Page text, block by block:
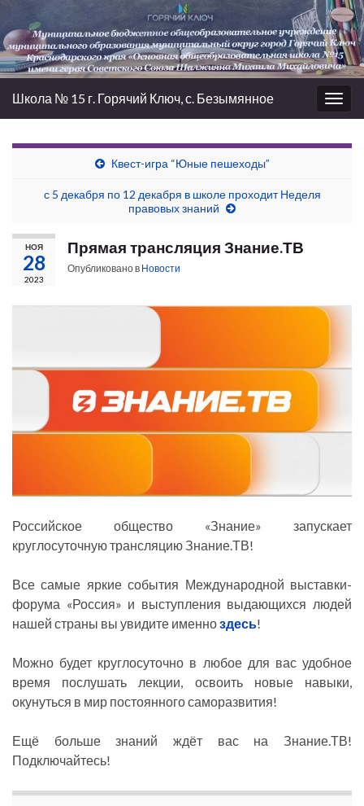
Вкл/
выкл
Школа № 15 г. Горячий Ключ, с. Безымянное
Квест-игра “Юные пешеходы”
с 5 декабря по 12 декабря в школе проходит Неделя
правовых знаний
НОЯ
28
2023
Прямая трансляция Знание.ТВ
Опубликовано в Новости
Российское общество «Знание» запускает
круглосуточную трансляцию Знание.ТВ!
Все самые яркие события Международной выставки-
форума «Россия» и выступления выдающихся людей
нашей страны вы увидите именноздесь!
Можно будет круглосуточно в любое для вас удобное
время послушать лекции, освоить новые навыки,
окунуться в мир постоянного саморазвития!
Ещё больше знаний ждёт вас на Знание.ТВ!
Подключайтесь!